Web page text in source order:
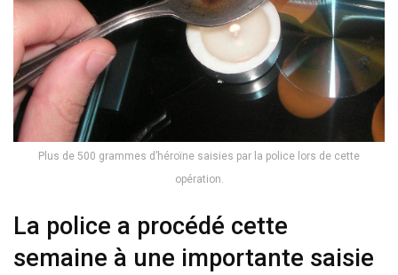
Plus de 500 grammes d’héroïne saisies par la police lors de cette
opération.
La police a procédé cette
semaine à une importante saisie